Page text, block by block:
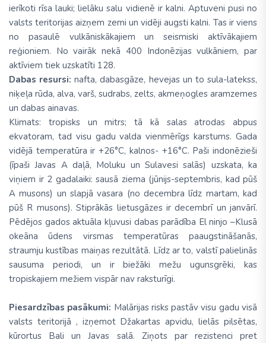
ierīkoti rīsa lauki; lielāku salu vidienē ir kalni. Aptuveni pusi no
valsts teritorijas aizņem zemi un vidēji augsti kalni. Tas ir viens
no pasaulē vulkāniskākajiem un seismiski aktīvākajiem
reģioniem. No vairāk nekā 400 Indonēzijas vulkāniem, par
aktīviem tiek uzskatīti 128.
Dabas resursi:nafta, dabasgāze, hevejas un to sula-latekss,
niķeļa rūda, alva, varš, sudrabs, zelts, akmeņogles aramzemes
un dabas ainavas.
Klimats: tropisks un mitrs; tā kā salas atrodas abpus
ekvatoram, tad visu gadu valda vienmērīgs karstums. Gada
vidējā temperatūra ir +26°C, kalnos- +16°C. Paši indonēzieši
(īpaši Javas A daļā, Moluku un Sulavesi salās) uzskata, ka
viņiem ir 2 gadalaiki: sausā ziema (jūnijs-septembris, kad pūš
A musons) un slapjā vasara (no decembra līdz martam, kad
pūš R musons). Stiprākās lietusgāzes ir decembrī un janvārī.
Pēdējos gados aktuāla kļuvusi dabas parādība El ninjo –Klusā
okeāna ūdens virsmas temperatūras paaugstināšanās,
straumju kustības maiņas rezultātā. Līdz ar to, valstī palielinās
sausuma periodi, un ir biežāki mežu ugunsgrēki, kas
tropiskajiem mežiem vispār nav raksturīgi.
Piesardzības pasākumi: Malārijas risks pastāv visu gadu visā
valsts teritorijā , izņemot Džakartas apvidu, lielās pilsētas,
kūrortus Bali un Javas salā. Ziņots par rezistenci pret